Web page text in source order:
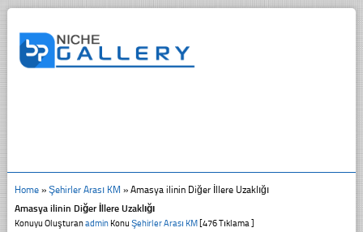
Home» Şehirler Arası KM » Amasya ilinin Diğer İllere Uzaklığı
Amasya ilinin Diğer İllere Uzaklığı
Konuyu OluşturanadminKonu Şehirler Arası KM[476 Tıklama ]